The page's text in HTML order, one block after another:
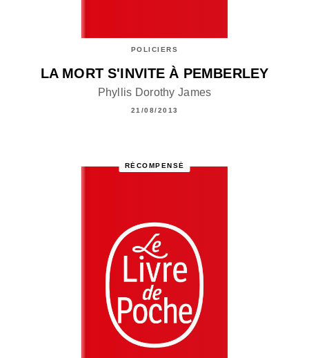
POLICIERS
LA MORT S'INVITE À PEMBERLEY
Phyllis Dorothy James
21/08/2013
RÉCOMPENSÉ